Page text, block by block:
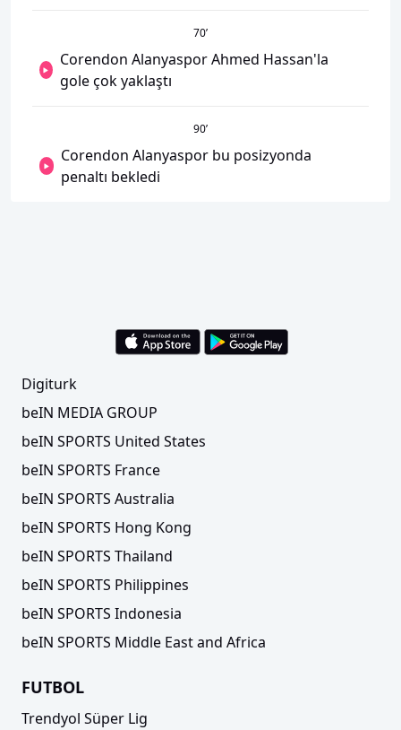
70’
Corendon Alanyaspor Ahmed Hassan'la
gole çok yaklaştı
90’
Corendon Alanyaspor bu posizyonda
penaltı bekledi
Digiturk
beIN MEDIA GROUP
beIN SPORTS United States
beIN SPORTS France
beIN SPORTS Australia
beIN SPORTS Hong Kong
beIN SPORTS Thailand
beIN SPORTS Philippines
beIN SPORTS Indonesia
beIN SPORTS Middle East and Africa
FUTBOL
Trendyol Süper Lig